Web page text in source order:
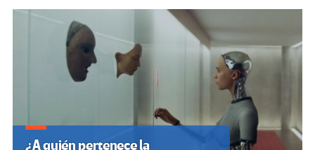
¿A quién pertenece la